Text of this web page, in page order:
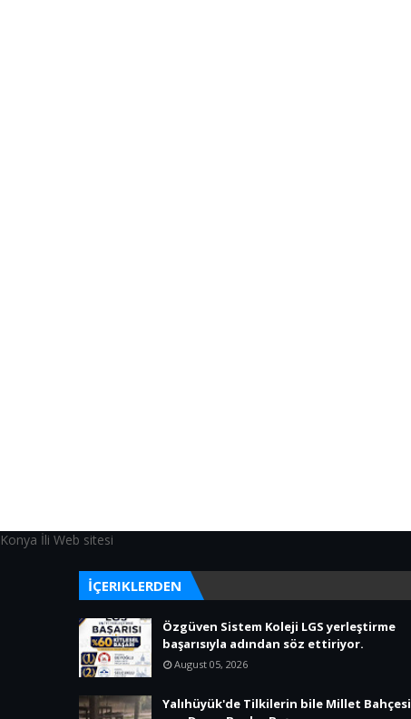
Konya İli Web sitesi
İÇERIKLERDEN
Özgüven Sistem Koleji LGS yerleştirme
başarısıyla adından söz ettiriyor.
August 05, 2026
Yalıhüyük'de Tilkilerin bile Millet Bahçesi